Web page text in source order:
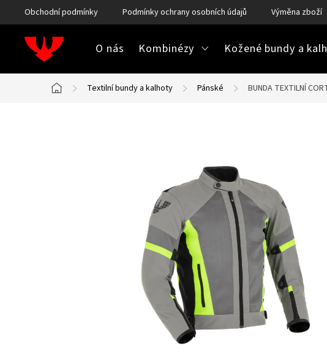
na
obsah
Obchodní podmínky Podmínky ochrany osobních údajů Výměna zboží
O nás Kombinézy Kožené bundy a
Domů
Textilní bundy a kalhoty Pánské BUNDA TEXTILNÍ